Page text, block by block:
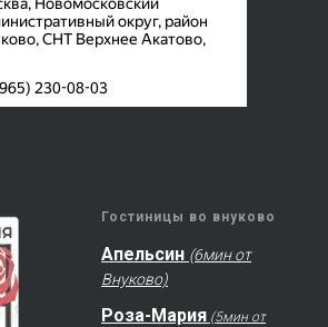
Гостиницы во внуково
Апельсин (6мин от
Внуково)
Роза-Мария (5мин от